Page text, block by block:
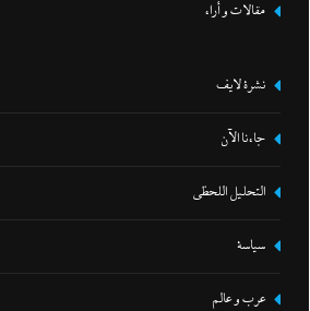
مقالات و أراء
نشرة لايف
جاءنا الآن
التحليل اللحظي
سياسة
عرب و عالم